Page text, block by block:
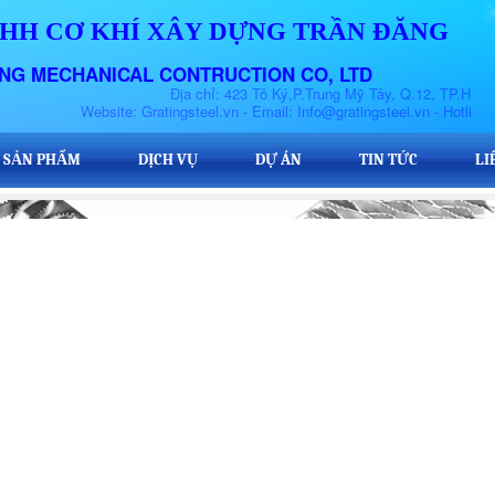
CƠ KHÍ XÂY DỰNG TRẦN ĐĂNG
MECHANICAL CONTRUCTION CO, LTD
chỉ: 423 Tô Ký,P.Trung Mỹ Tây, Q.12, TP.HCM
- Email: Info@gratingsteel.vn - Hotline: 0906.924.742
SẢN PHẨM
SẢN PHẨM DỊCH VỤ
DỊCH VỤ DỰ ÁN
DỰ ÁN TIN TỨC
TIN TỨC